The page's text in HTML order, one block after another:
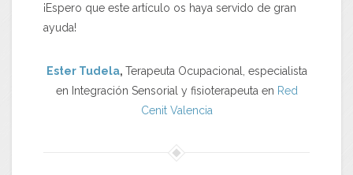
¡Espero que este artículo os haya servido de gran
ayuda!
Ester Tudela, Terapeuta Ocupacional, especialista
en Integración Sensorial y fisioterapeuta en Red
Cenit Valencia